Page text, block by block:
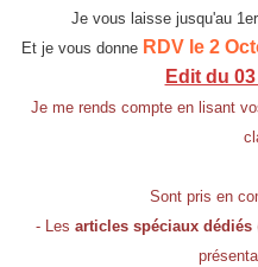
Je vous laisse jusqu'au
Et je vous donne RDV le 2
Edit du
Je me rends compte en lisant
Sont pris en
- Les articles spéciaux dédiés